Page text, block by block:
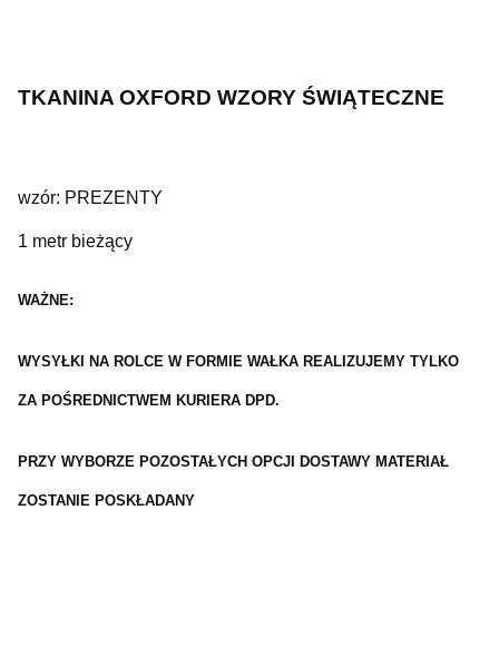
TKANINA OXFORD WZORY ŚWIĄTECZNE
wzór: PREZENTY
1 metr bieżący
WAŻNE:
WYSYŁKI NA ROLCE W FORMIE WAŁKA REALIZUJEMY TYLKO
ZA POŚREDNICTWEM KURIERA DPD.
PRZY WYBORZE POZOSTAŁYCH OPCJI DOSTAWY MATERIAŁ
ZOSTANIE POSKŁADANY